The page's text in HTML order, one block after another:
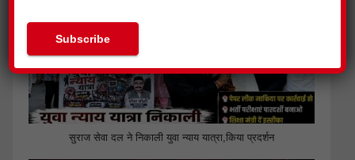
सुराज सेवा दल ने निकाली युवा न्याय यात्रा,किया प्रदर्शन